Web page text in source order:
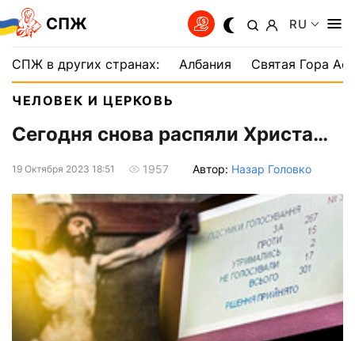
СПЖ RU
СПЖ в других странах: Албания Святая Гора
ЧЕЛОВЕК И ЦЕРКОВЬ
Сегодня снова распяли Христа…
19 Октября 2023 18:51 1957 Автор: Назар Головко